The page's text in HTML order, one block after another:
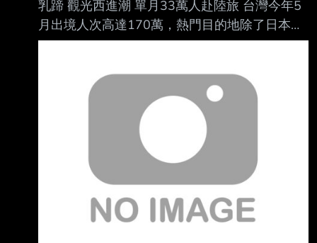
乳蹄 觀光西進潮 單月33萬人赴陸旅 台灣今年5
月出境人次高達170萬，熱門目的地除了日本，
中國也排名第二。
台灣人沒有危機意識啊～ 政府宣傳不到位，國
人一直去危險地區遊玩啊？ --